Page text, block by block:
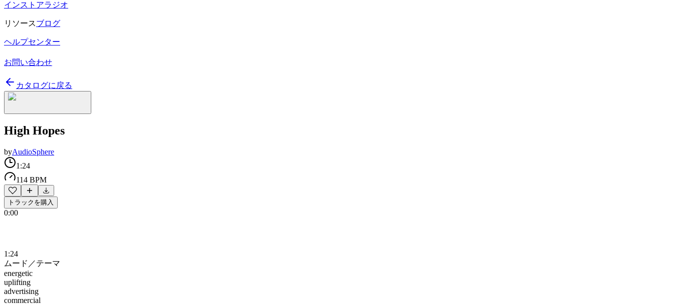
インストアラジオ
リソースブログ
ヘルプセンター
お問い合わせ
カタログに戻る
High Hopes
byAudioSphere
1:24
114 BPM
トラックを購入
0:00
1:24
ムード／テーマ
energetic
uplifting
advertising
commercial